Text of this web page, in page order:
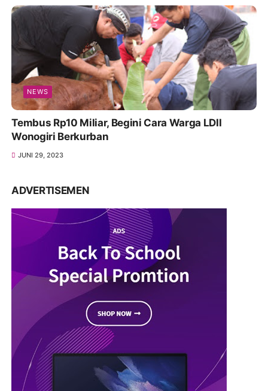
NEWS
Tembus Rp10 Miliar, Begini Cara Warga LDII
Wonogiri Berkurban
JUNI 29, 2023
ADVERTISEMEN